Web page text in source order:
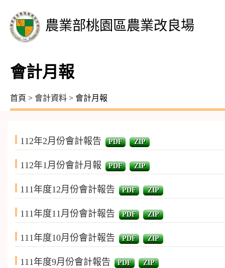
農業部桃園區農業改良場
會計月報
首頁 > 會計資料 > 會計月報
112年2月份會計報告 PDF ZIP
112年1月份會計月報 PDF ZIP
111年度12月份會計報告 PDF ZIP
111年度11月份會計報告 PDF ZIP
111年度10月份會計報告 PDF ZIP
111年度9月份會計報告 PDF ZIP